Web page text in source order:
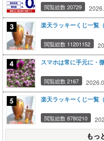
閲覧総数 20729
楽天ラッキーくじ一覧
閲覧総数 11201152
スマホは常に手元に・
閲覧総数 2167
楽天ラッキーくじ一覧
閲覧総数 8780210
もっ